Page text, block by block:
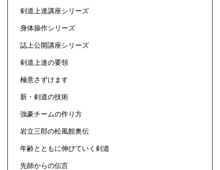
剣道上達講座シリーズ
身体操作シリーズ
誌上公開講座シリーズ
剣道上達の要領
極意さずけます
新・剣道の技術
強豪チームの作り方
岩立三郎の松風館奥伝
年齢とともに伸びていく剣道
先師からの伝言